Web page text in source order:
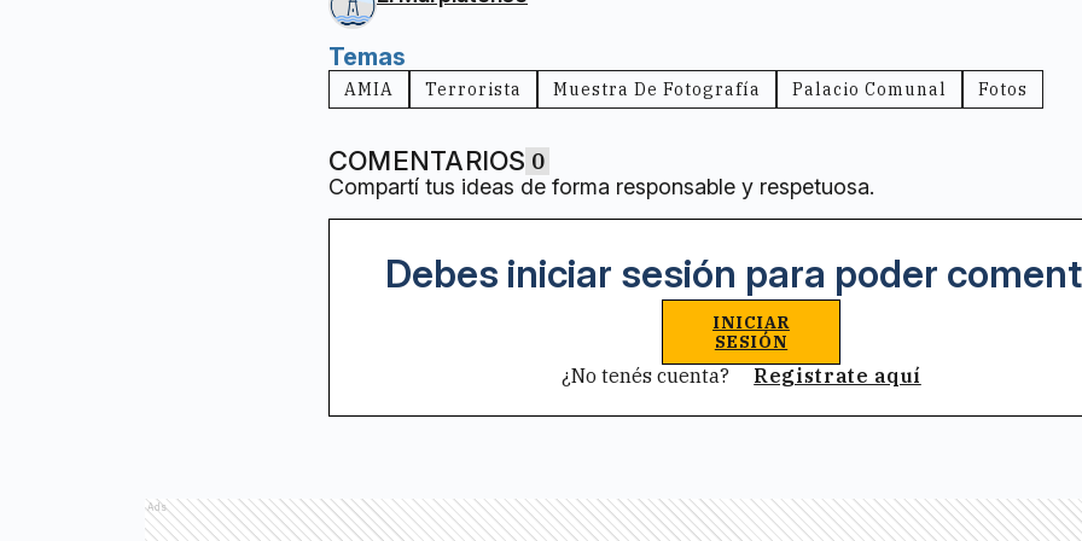
Temas
AMIA Terrorista Muestra De Fotografía Palacio Comunal Fotos
COMENTARIOS 0
Compartí tus ideas de forma responsable y respetuosa.
Debes iniciar sesión para poder
INICIAR
SESIÓN
¿No tenés cuenta? Registrate aquí
Ads